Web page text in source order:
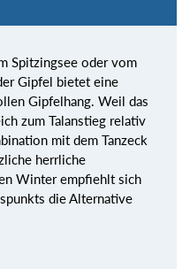
Spitzingsee oder vom
Gipfel bietet eine
Gipfelhang. Weil das
zum Talanstieg relativ
mit dem Tanzeck
herrliche
Winter empfiehlt sich
die Alternative